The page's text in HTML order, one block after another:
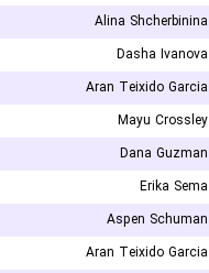
Alina Shcherbinina
Dasha Ivanova
Aran Teixido Garcia
Mayu Crossley
Dana Guzman
Erika Sema
Aspen Schuman
Aran Teixido Garcia